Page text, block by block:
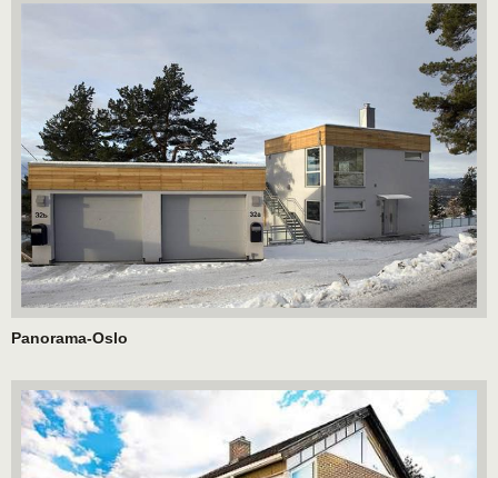
Panorama-Oslo